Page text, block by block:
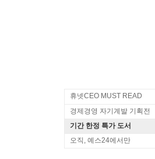
휴넷CEO MUST READ
경제경영 자기계발 기획전
기간 한정 특가 도서
오직, 예스24에서만